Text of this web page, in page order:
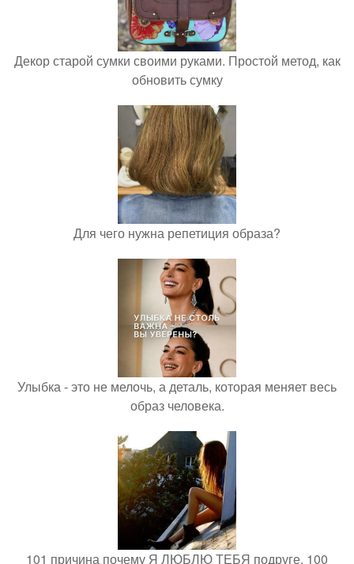
Декор старой сумки своими руками. Простой метод, как
обновить сумку
Для чего нужна репетиция образа?
Улыбка - это не мелочь, а деталь, которая меняет весь
образ человека.
101 причина почему Я ЛЮБЛЮ ТЕБЯ подруге. 100